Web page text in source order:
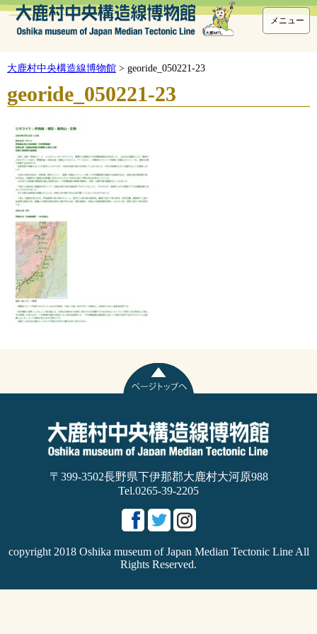
メニュー
大鹿村中央構造線博物館 > georide_050221-23
georide_050221-23
〒399-3502長野県下伊那郡大鹿村大河原988
Tel.0265-39-2205
copyright 2018 Oshika museum of Japan Median Tectonic Line All
Rights Reserved.